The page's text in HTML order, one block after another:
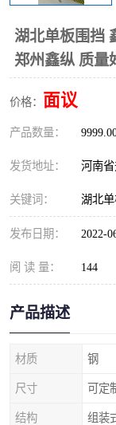
湖北单板围挡
郑州鑫纵 质量
价格： 面议
产品数量：
发货地址： 河南
关键词： 湖北
发布日期： 2022-
阅 读 量： 144
产品描述
材质 钢
尺寸 可定
结构 组装